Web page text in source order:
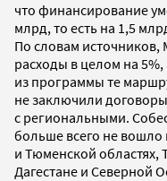
что финансирование
млрд, то есть на 1,5
По словам источников,
расходы в целом на
из программы те
не заключили
с региональными.
больше всего не
и Тюменской областях,
Дагестане и Северной